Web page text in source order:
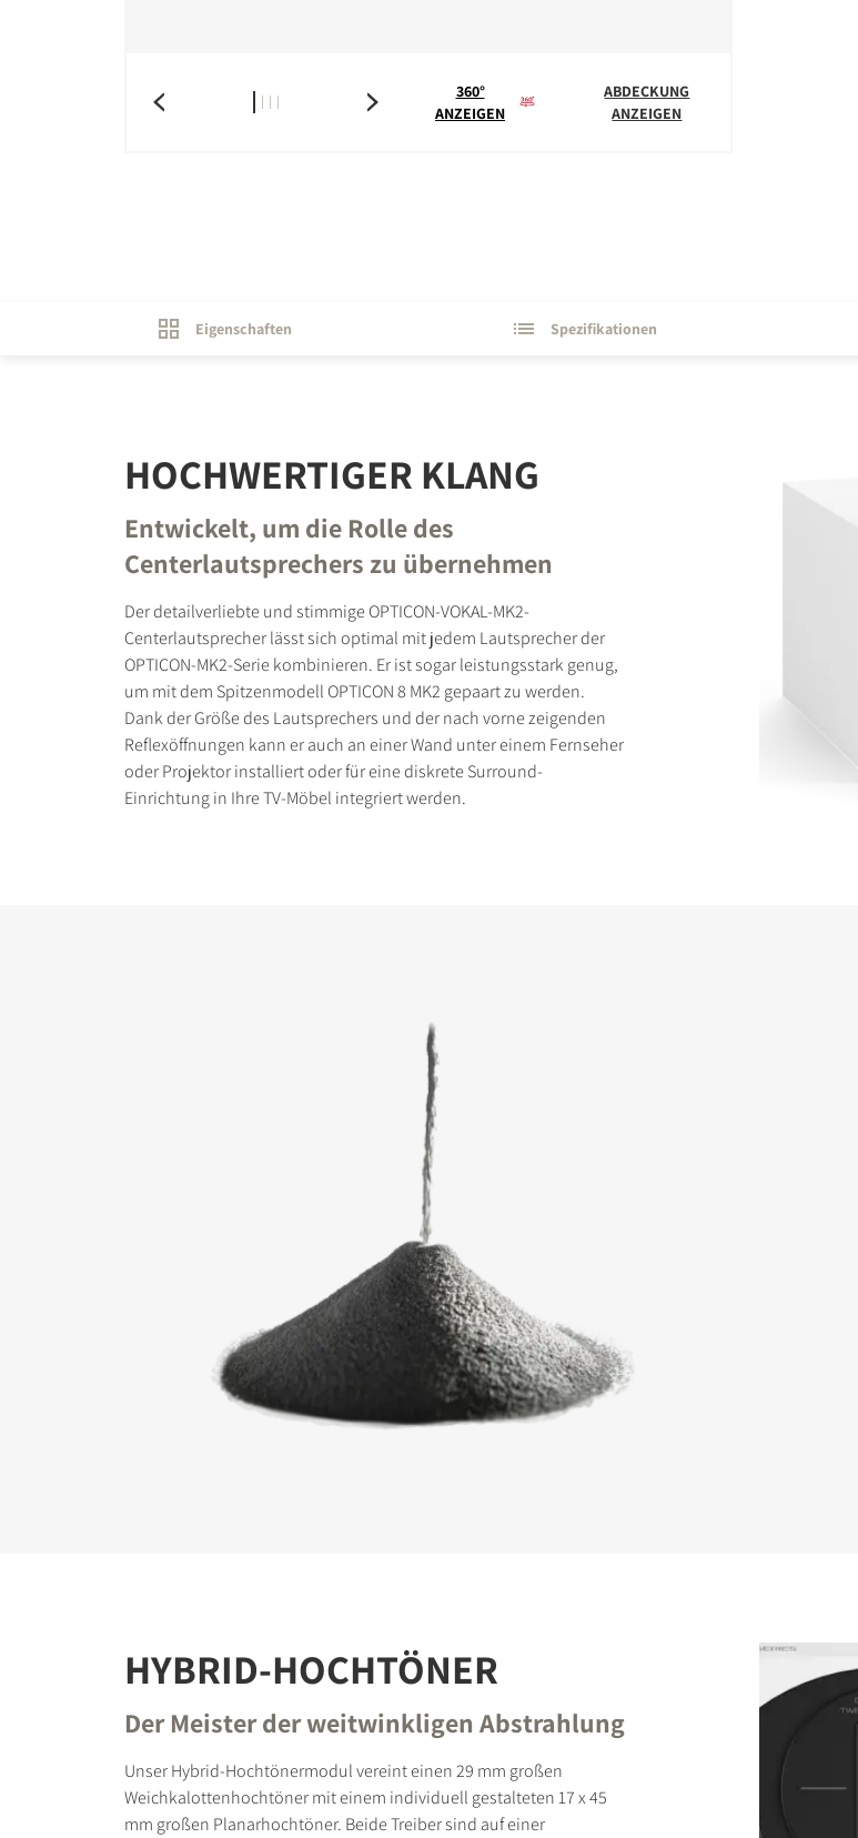
360°
ANZEIGEN
ABDECKUNG
ANZEIGEN
Eigenschaften Spezifikationen
HOCHWERTIGER KLANG
Entwickelt, um die Rolle des
Centerlautsprechers zu übernehmen
Der detailverliebte und stimmige OPTICON-VOKAL-MK2-
Centerlautsprecher lässt sich optimal mit jedem Lautsprecher der
OPTICON-MK2-Serie kombinieren. Er ist sogar leistungsstark genug,
um mit dem Spitzenmodell OPTICON 8 MK2 gepaart zu werden.
Dank der Größe des Lautsprechers und der nach vorne zeigenden
Reflexöffnungen kann er auch an einer Wand unter einem Fernseher
oder Projektor installiert oder für eine diskrete Surround-
Einrichtung in Ihre TV-Möbel integriert werden.
HYBRID-HOCHTÖNER
Der Meister der weitwinkligen Abstrahlung
Unser Hybrid-Hochtönermodul vereint einen 29 mm großen
Weichkalottenhochtöner mit einem individuell gestalteten 17 x 45
mm großen Planarhochtöner. Beide Treiber sind auf einer
FÜR DOWNLOAD
Füllen Sie das Formular aus, um sofortigen Zugriff auf alle
auf der Website zu erhalten.